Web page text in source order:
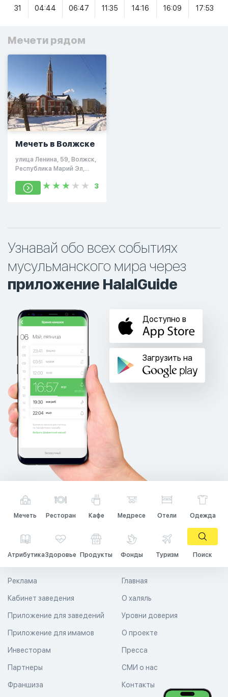
31 04:44 06:47 11:35 14:16 16:09 17:53
Мечети рядом
Мечеть в Волжске
улица Ленина, 59, Волжск,
Республика Марий Эл,
3
Узнавай обо всех событиях
мусульманского мира через
приложение HalalGuide
Доступно в
Загрузить на
Мечеть Ресторан Кафе Медресе Отели Одежда
АтрибутикаЗдоровье Продукты Фонды Туризм Поиск
Главная
О халяль
Уровни доверия
Реклама
Кабинет заведения
Приложение для заведений
Приложение для имамов О проекте
Пресса
СМИ о нас
Контакты
Инвесторам
Партнеры
Франшиза